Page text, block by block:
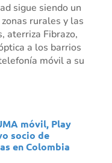
sigue siendo un
rurales y las
aterriza Fibrazo,
a los barrios
móvil a su
móvil, Play
socio de
en Colombia